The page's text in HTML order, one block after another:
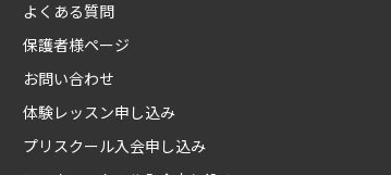
よくある質問
保護者様ページ
お問い合わせ
体験レッスン申し込み
プリスクール入会申し込み